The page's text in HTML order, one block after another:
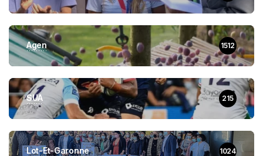
Agen 1512
SUA 215
Lot-Et-Garonne 1024